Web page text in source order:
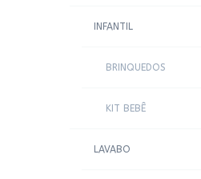
INFANTIL
BRINQUEDOS
KIT BEBÊ
LAVABO